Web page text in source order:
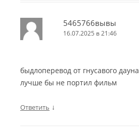
5465766вывы
16.07.2025 в 21:46
быдлоперевод от гнусавого дауна
лучше бы не портил фильм
Ответить ↓